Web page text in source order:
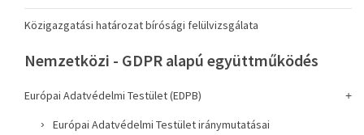
Közigazgatási határozat bírósági felülvizsgálata
Nemzetközi - GDPR alapú együttműködés
Európai Adatvédelmi Testület (EDPB)
Európai Adatvédelmi Testület iránymutatásai